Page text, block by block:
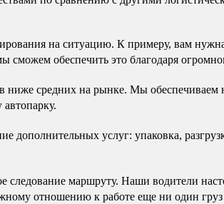
на ситуацию. К примеру, вам
сможем обеспечить это благодаря
ниже средних на рынке. Мы обеспечиваем
дополнительных услуг: упаковка,
следование маршруту. Наши водители
отношению к работе еще ни один груз